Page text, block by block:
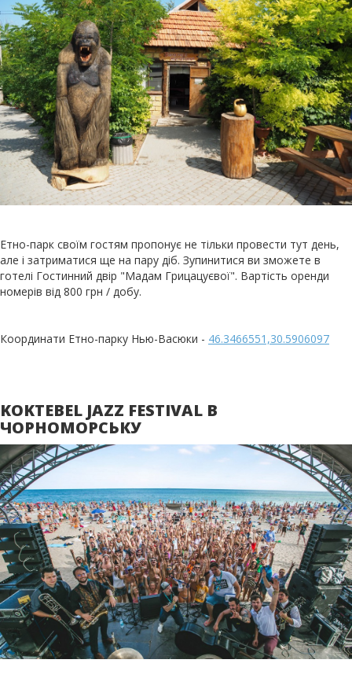
Етно-парк своїм гостям пропонує не тільки провести тут день,
але і затриматися ще на пару діб. Зупинитися ви зможете в
готелі Гостинний двір "Мадам Грицацуєвої". Вартість оренди
номерів від 800 грн / добу.
Координати Етно-парку Нью-Васюки - 46.3466551,30.5906097
KOKTEBEL JAZZ FESTIVAL В
ЧОРНОМОРСЬКУ